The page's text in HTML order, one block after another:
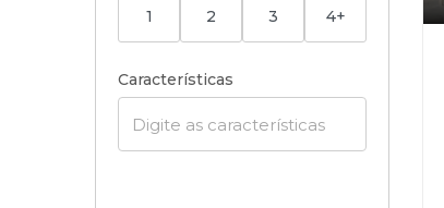
1 2 3 4+
Características